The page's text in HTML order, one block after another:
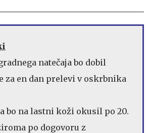
natečaja bo dobil
za en dan prelevi v oskrbnika
bo na lastni koži okusil po 20.
po dogovoru z